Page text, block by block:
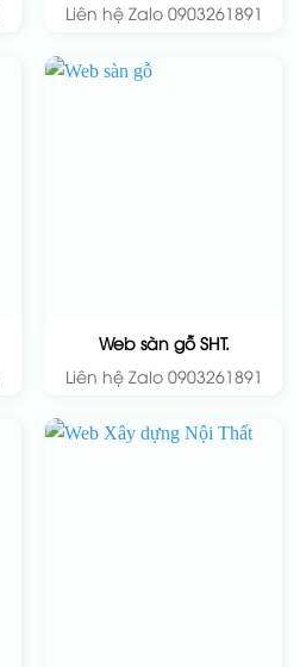
Liên hệ Zalo 0903261891
Web sàn gỗ SHT.
Liên hệ Zalo 0903261891